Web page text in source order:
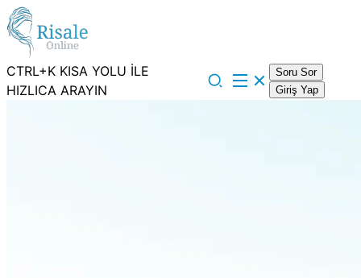
CTRL+K KISA YOLU İLE
HIZLICA ARAYIN
Soru Sor
Giriş Yap